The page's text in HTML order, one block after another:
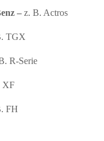
– z. B. Actros
TGX
R-Serie
XF
FH